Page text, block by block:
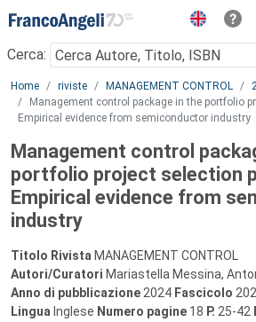
Menu
Cerca:
Main content
Home riviste MANAGEMENT CONTROL
Management control package in the portfolio
Empirical evidence from semiconductor industry
Management control
portfolio project selection
Empirical evidence from
industry
Titolo Rivista MANAGEMENT CONTROL
Autori/Curatori Mariastella Messina,
Anno di pubblicazione 2024 Fascicolo
Lingua Inglese Numero pagine 18 P. 25-42